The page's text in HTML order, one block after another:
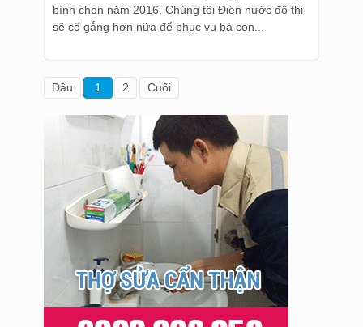
bình chọn năm 2016. Chúng tôi Điện nước đô thị
sẽ cố gắng hơn nữa để phục vụ bà con...
Đầu 1 2 Cuối